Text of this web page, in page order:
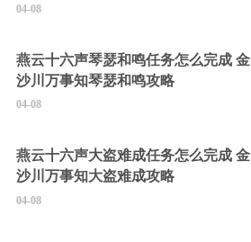
04-08
燕云十六声琴瑟和鸣任务怎么完成 金
沙川万事知琴瑟和鸣攻略
04-08
燕云十六声大盗难成任务怎么完成 金
沙川万事知大盗难成攻略
04-08